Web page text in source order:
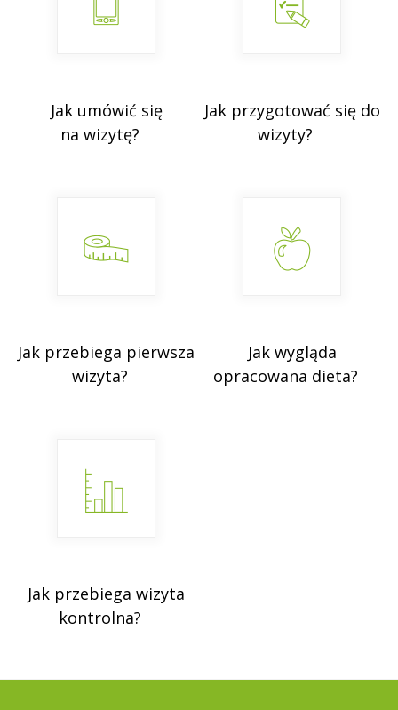
Jak umówić się
na wizytę?
Jak przygotować się do
wizyty?
Jak przebiega pierwsza
wizyta?
Jak wygląda
opracowana dieta?
Jak przebiega wizyta
kontrolna?